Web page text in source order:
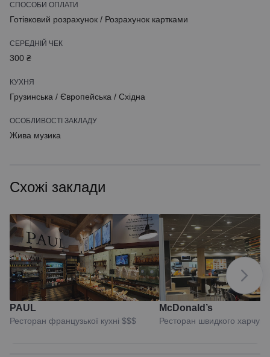
СПОСОБИ ОПЛАТИ
Готівковий розрахунок / Розрахунок картками
СЕРЕДНІЙ ЧЕК
300 ₴
КУХНЯ
Грузинська / Європейська / Східна
ОСОБЛИВОСТІ ЗАКЛАДУ
Жива музика
Схожі заклади
PAUL
Ресторан французької кухні $$$
McDonald’s
Ресторан швидкого